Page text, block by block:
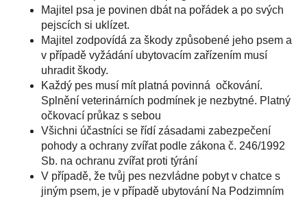
Majitel psa je povinen dbát na pořádek a po svých
pejscích si uklízet.
Majitel zodpovídá za škody způsobené jeho psem a
v případě vyžádání ubytovacím zařízením musí
uhradit škody.
Každý pes musí mít platná povinná očkování.
Splnění veterinárních podmínek je nezbytné. Platný
očkovací průkaz s sebou
Všichni účastníci se řídí zásadami zabezpečení
pohody a ochrany zvířat podle zákona č. 246/1992
Sb. na ochranu zvířat proti týrání
V případě, že tvůj pes nezvládne pobyt v chatce s
jiným psem, je v případě ubytování Na Podzimním